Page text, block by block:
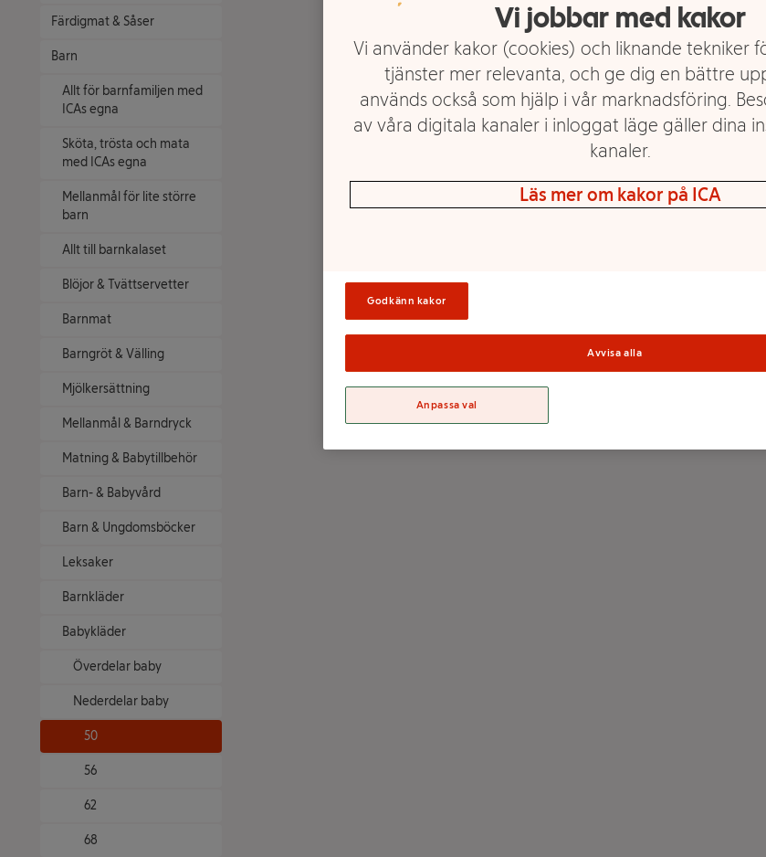
Färdigmat & Såser
Barn
Allt för barnfamiljen med
ICAs egna
Sköta, trösta och mata
med ICAs egna
Mellanmål för lite större
barn
Allt till barnkalaset
Blöjor & Tvättservetter
Barnmat
Barngröt & Välling
Mjölkersättning
Mellanmål & Barndryck
Matning & Babytillbehör
Barn- & Babyvård
Barn & Ungdomsböcker
Leksaker
Barnkläder
Babykläder
Överdelar baby
Nederdelar baby
50
56
62
68
Vi jobbar med kakor
Vi använder kakor (cookies) och liknande tekniker
tjänster mer relevanta, och ge dig en bättre
används också som hjälp i vår marknadsföring.
av våra digitala kanaler i inloggat läge gäller dina
kanaler.
Läs mer om kakor på ICA
Godkänn kakor
Avvisa alla
Anpassa val